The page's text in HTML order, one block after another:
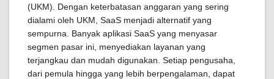
(UKM). Dengan keterbatasan anggaran yang sering
dialami oleh UKM, SaaS menjadi alternatif yang
sempurna. Banyak aplikasi SaaS yang menyasar
segmen pasar ini, menyediakan layanan yang
terjangkau dan mudah digunakan. Setiap pengusaha,
dari pemula hingga yang lebih berpengalaman, dapat